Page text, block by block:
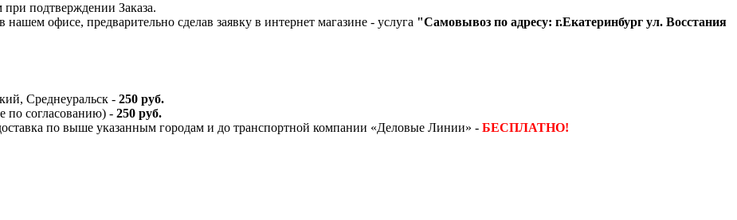
при подтверждении Заказа.
офисе, предварительно сделав заявку в интернет магазине - услуга "Самовывоз по адресу: г.Екатеринбург ул. Восстания
Среднеуральск - 250 руб.
по согласованию) - 250 руб.
по выше указанным городам и до транспортной компании «Деловые Линии» - БЕСПЛАТНО!